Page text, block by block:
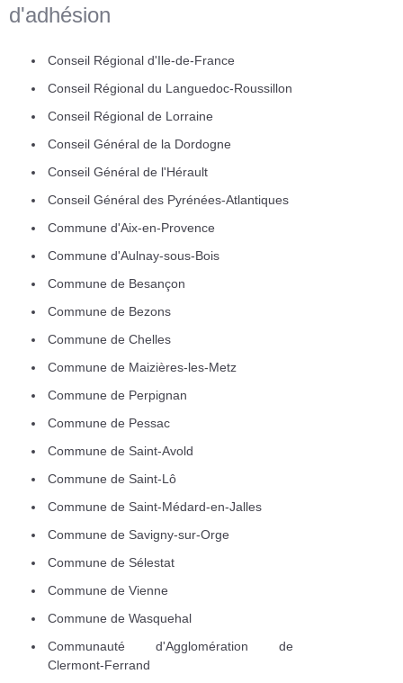
d'adhésion
Conseil Régional d'Ile-de-France
Conseil Régional du Languedoc-Roussillon
Conseil Régional de Lorraine
Conseil Général de la Dordogne
Conseil Général de l'Hérault
Conseil Général des Pyrénées-Atlantiques
Commune d'Aix-en-Provence
Commune d'Aulnay-sous-Bois
Commune de Besançon
Commune de Bezons
Commune de Chelles
Commune de Maizières-les-Metz
Commune de Perpignan
Commune de Pessac
Commune de Saint-Avold
Commune de Saint-Lô
Commune de Saint-Médard-en-Jalles
Commune de Savigny-sur-Orge
Commune de Sélestat
Commune de Vienne
Commune de Wasquehal
Communauté d'Agglomération de
Clermont-Ferrand